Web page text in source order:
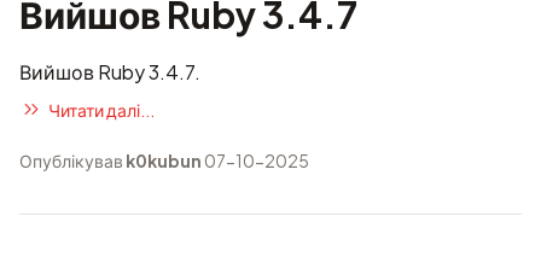
Вийшов Ruby 3.4.7
Вийшов Ruby 3.4.7.
Читати далі...
Опублікував k0kubun 07-10-2025